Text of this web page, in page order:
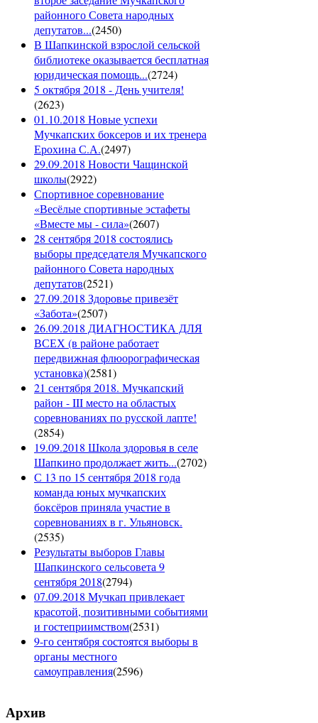
районного Совета народных
депутатов...(2450)
В Шапкинской взрослой сельской
библиотеке оказывается бесплатная
юридическая помощь...(2724)
5 октября 2018 - День учителя!
(2623)
01.10.2018 Новые успехи
Мучкапских боксеров и их тренера
Ерохина С.А.(2497)
29.09.2018 Новости Чащинской
школы(2922)
Спортивное соревнование
«Весёлые спортивные эстафеты
«Вместе мы - сила»(2607)
28 сентября 2018 состоялись
выборы председателя Мучкапского
районного Совета народных
депутатов(2521)
27.09.2018 Здоровье привезёт
«Забота»(2507)
26.09.2018 ДИАГНОСТИКА ДЛЯ
ВСЕХ (в районе работает
передвижная флюорографическая
установка)(2581)
21 сентября 2018. Мучкапский
район - III место на областых
соревнованиях по русской лапте!
(2854)
19.09.2018 Школа здоровья в селе
Шапкино продолжает жить...(2702)
С 13 по 15 сентября 2018 года
команда юных мучкапских
боксёров приняла участие в
соревнованиях в г. Ульяновск.
(2535)
Результаты выборов Главы
Шапкинского сельсовета 9
сентября 2018(2794)
07.09.2018 Мучкап привлекает
красотой, позитивными событиями
и гостеприимством(2531)
9-го сентября состоятся выборы в
органы местного
самоуправления(2596)
Архив